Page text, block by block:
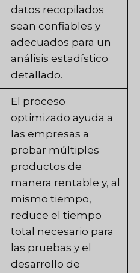
datos recopilados
sean confiables y
adecuados para un
análisis estadístico
detallado.
El proceso
optimizado ayuda a
las empresas a
probar múltiples
productos de
manera rentable y, al
mismo tiempo,
reduce el tiempo
total necesario para
las pruebas y el
desarrollo de